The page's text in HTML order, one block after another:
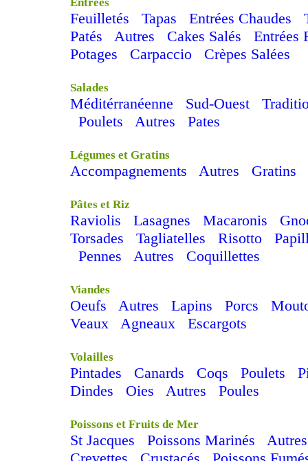
Feuilletés Tapas Entrées Chaudes
Patés
Autres Cakes Salés
Entrées
Potages
Carpaccio Crèpes Salées
Salades
Méditérranéenne Sud-Ouest
Poulets
Autres Pates
Légumes et Gratins
Accompagnements Autres Gratins
Pâtes et Riz
Raviolis Lasagnes Macaronis
Torsades
Tagliatelles Risotto
Pennes
Autres Coquillettes
Viandes
Oeufs Autres Lapins Porcs
Veaux
Agneaux Escargots
Volailles
Pintades Canards Coqs Poulets
Dindes
Oies Autres Poules
Poissons et Fruits de Mer
St Jacques Poissons Marinés
Autres